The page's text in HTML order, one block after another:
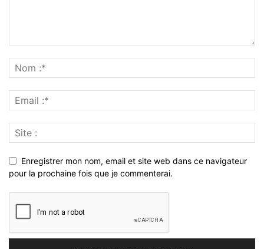
Enregistrer mon nom, email et site web dans ce navigateur
pour la prochaine fois que je commenterai.